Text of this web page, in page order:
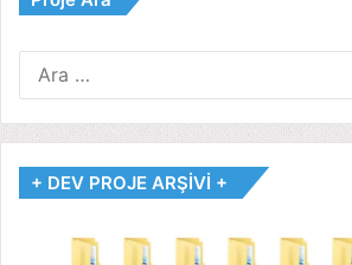
+ DEV PROJE ARŞİVİ +